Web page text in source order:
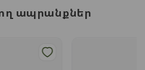
ապրանքներ